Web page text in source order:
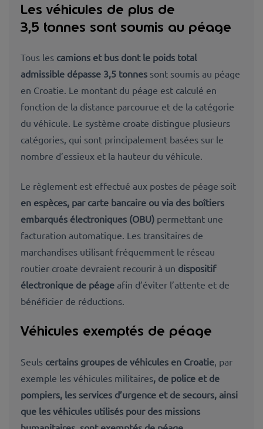
Les véhicules de plus de
3,5 tonnes sont soumis au péage
Tous les camions et bus dont le poids total
admissible dépasse 3,5 tonnes sont soumis au péage
en Croatie. Le montant du péage est calculé en
fonction de la distance parcourue et de la catégorie
du véhicule. Le système croate distingue plusieurs
catégories, qui sont principalement basées sur le
nombre d’essieux et la hauteur du véhicule.
Le règlement est effectué aux postes de péage soit
en espèces, par carte bancaire ou via des boîtiers
embarqués électroniques (OBU) permettant une
facturation automatique. Les transitaires de
marchandises utilisant fréquemment le réseau
routier croate devraient recourir à un dispositif
électronique de péage afin d’éviter l’attente et de
bénéficier de réductions.
Véhicules exemptés de péage
Seuls certains groupes de véhicules en Croatie , par
exemple les véhicules militaires, de police et de
pompiers, les services d’urgence et de secours, ainsi
que les véhicules utilisés pour des missions